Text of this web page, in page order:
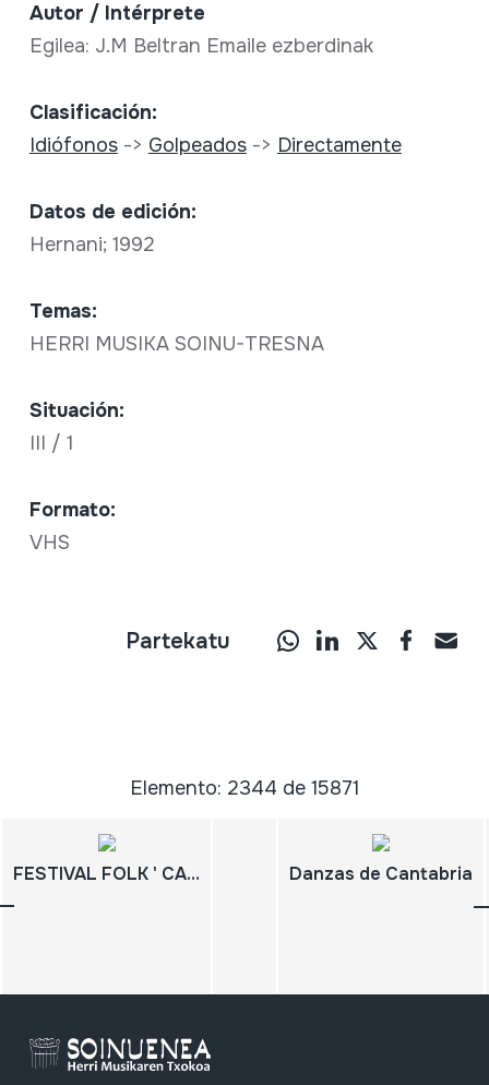
Autor / Intérprete
Egilea: J.M Beltran Emaile ezberdinak
Clasificación:
Idiófonos-> Golpeados-> Directamente
Datos de edición:
Hernani; 1992
Temas:
HERRI MUSIKA SOINU-TRESNA
Situación:
III / 1
Formato:
VHS
Partekatu
Elemento: 2344 de 15871
FESTIVAL FOLK ' CASTAÑEDA 96 ' 12-7-96 Danzas de Cantabria